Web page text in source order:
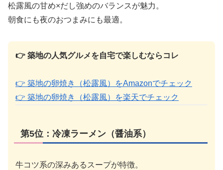
松露風の甘め×だし強めのバランスが魅力。
朝食にも夜のおつまみにも最適。
👉 築地の人気グルメを自宅で楽しむならコレ
👉 築地の卵焼き（松露風）をAmazonでチェック
👉 築地の卵焼き（松露風）を楽天でチェック
第5位：冷凍ラーメン（醤油系）
牛コツ系の深みあるスープが特徴。